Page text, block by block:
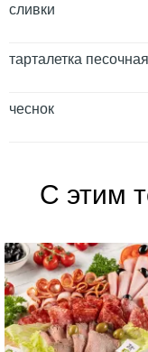
сливки
тарталетка песочная
чеснок
С этим